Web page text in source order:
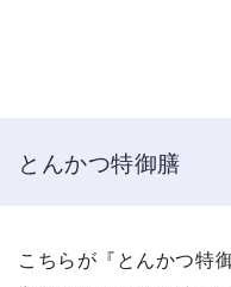
とんかつ特御膳
こちらが『とんかつ特